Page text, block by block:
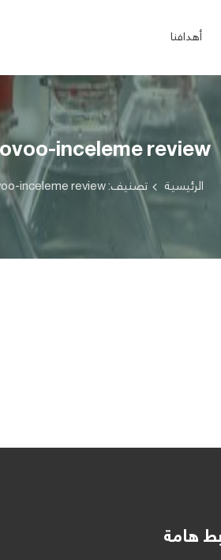
أهدافنا
inceleme review
الرئيسية تصنيف: lovoo-inceleme review
هامة